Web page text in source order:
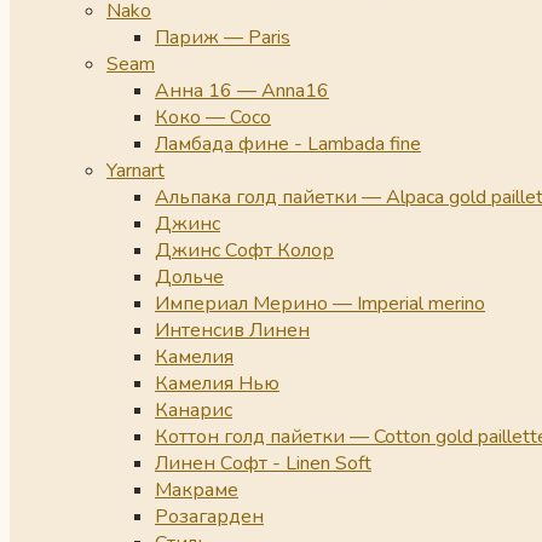
Nako
Париж — Paris
Seam
Анна 16 — Anna16
Коко — Coco
Ламбада фине - Lambada fine
Yarnart
Альпака голд пайетки — Alpaca gold
Джинс
Джинс Софт Колор
Дольче
Империал Мерино — Imperial merino
Интенсив Линен
Камелия
Камелия Нью
Канарис
Коттон голд пайетки — Cotton gold
Линен Софт - Linen Soft
Макраме
Розагарден